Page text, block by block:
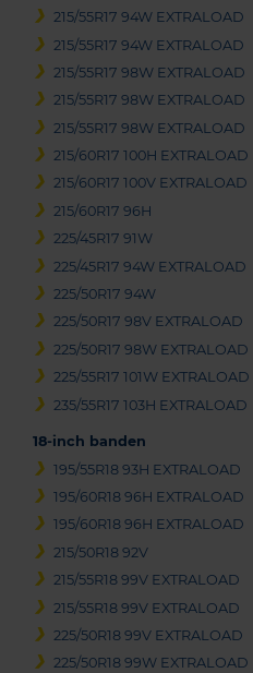
215/55R17 94W EXTRALOAD
215/55R17 94W EXTRALOAD
215/55R17 98W EXTRALOAD
215/55R17 98W EXTRALOAD
215/55R17 98W EXTRALOAD
215/60R17 100H EXTRALOAD
215/60R17 100V EXTRALOAD
215/60R17 96H
225/45R17 91W
225/45R17 94W EXTRALOAD
225/50R17 94W
225/50R17 98V EXTRALOAD
225/50R17 98W EXTRALOAD
225/55R17 101W EXTRALOAD
235/55R17 103H EXTRALOAD
18-inch banden
195/55R18 93H EXTRALOAD
195/60R18 96H EXTRALOAD
195/60R18 96H EXTRALOAD
215/50R18 92V
215/55R18 99V EXTRALOAD
215/55R18 99V EXTRALOAD
225/50R18 99V EXTRALOAD
225/50R18 99W EXTRALOAD